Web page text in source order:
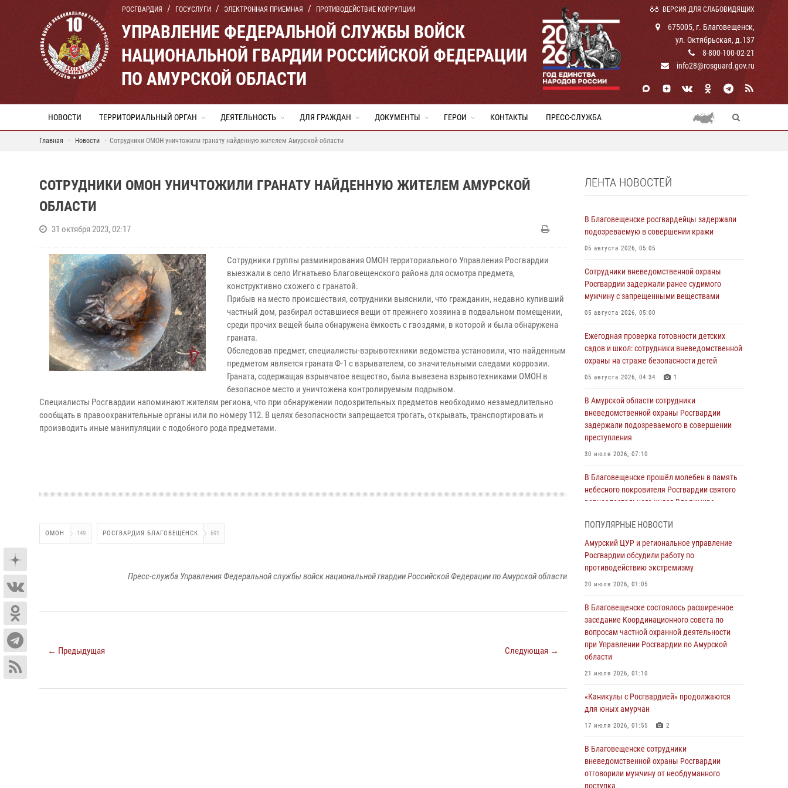
РОСГВАРДИЯ ГОСУСЛУГИ ЭЛЕКТРОННАЯ ПРИЕМНАЯ ПРОТИВОДЕЙСТВИЕ КОРРУПЦИИ ВЕРСИЯ ДЛЯ СЛАБОВИДЯЩИХ
УПРАВЛЕНИЕ ФЕДЕРАЛЬНОЙ СЛУЖБЫ ВОЙСК
НАЦИОНАЛЬНОЙ ГВАРДИИ РОССИЙСКОЙ ФЕДЕРАЦИИ
ПО АМУРСКОЙ ОБЛАСТИ
675005, г. Благовещенск,
ул. Октябрьская, д.137
8-800-100-02-21
info28@rosguard.gov.ru
НОВОСТИ ТЕРРИТОРИАЛЬНЫЙ ОРГАН ДЕЯТЕЛЬНОСТЬ ДЛЯ ГРАЖДАН ДОКУМЕНТЫ ГЕРОИ КОНТАКТЫ ПРЕСС-СЛУЖБА
Главная Новости Сотрудники ОМОН уничтожили гранату найденную жителем Амурской области
СОТРУДНИКИ ОМОН УНИЧТОЖИЛИ ГРАНАТУ НАЙДЕННУЮ ЖИТЕЛЕМ АМУРСКОЙ
ОБЛАСТИ
31 октября 2023, 02:17
Сотрудники группы разминирования ОМОН территориального Управления Росгвардии
выезжали в село Игнатьево Благовещенского района для осмотра предмета,
конструктивно схожего с гранатой.
Прибыв на место происшествия, сотрудники выяснили, что гражданин, недавно купивший
частный дом, разбирал оставшиеся вещи от прежнего хозяина в подвальном помещении,
среди прочих вещей была обнаружена ёмкость с гвоздями, в которой и была обнаружена
граната.
Обследовав предмет, специалисты-взрывотехники ведомства установили, что найденным
предметом является граната Ф-1 с взрывателем, со значительными следами коррозии.
Граната, содержащая взрывчатое вещество, была вывезена взрывотехниками ОМОН в
безопасное место и уничтожена контролируемым подрывом.
Специалисты Росгвардии напоминают жителям региона, что при обнаружении подозрительных предметов необходимо незамедлительно
сообщать в правоохранительные органы или по номеру 112. В целях безопасности запрещается трогать, открывать, транспортировать и
производить иные манипуляции с подобного рода предметами.
ОМОН 149 РОСГВАРДИЯ БЛАГОВЕЩЕНСК 691
Пресс-служба Управления Федеральной службы войск национальной гвардии Российской Федерации по Амурской области
← Предыдущая Следующая →
ЛЕНТА НОВОСТЕЙ
В Благовещенске росгвардейцы задержали
подозреваемую в совершении кражи
05 августа 2026, 05:05
Сотрудники вневедомственной охраны
Росгвардии задержали ранее судимого
мужчину с запрещенными веществами
05 августа 2026, 05:00
Ежегодная проверка готовности детских
садов и школ: сотрудники вневедомственной
охраны на страже безопасности детей
05 августа 2026, 04:34 1
В Амурской области сотрудники
вневедомственной охраны Росгвардии
задержали подозреваемого в совершении
преступления
30 июля 2026, 07:10
В Благовещенске прошёл молебен в память
небесного покровителя Росгвардии святого
равноапостольного князя Владимира
Более 2,5 миллионов рублей выплачено
амурчанам за оружие сданное на возмездной
основе
28 июля 2026, 02:00
Итоги работы строевых подразделений
вневедомственной охраны Росгвардии
Амурской области в период с 20 по 26 июля
2026 года
27 июля 2026, 06:28
сотрудников вневедомственной охраны
23 июля 2026, 07:49
поступления на службу в подразделения
территориального Управления Росгвардии
23 июля 2026, 00:00
ПОПУЛЯРНЫЕ НОВОСТИ
Амурский ЦУР и региональное управление
Росгвардии обсудили работу по
противодействию экстремизму
20 июля 2026, 01:05
В Благовещенске состоялось расширенное
заседание Координационного совета по
вопросам частной охранной деятельности
при Управлении Росгвардии по Амурской
области
21 июля 2026, 01:10
«Каникулы с Росгвардией» продолжаются
для юных амурчан
17 июля 2026, 01:55 2
В Благовещенске сотрудники
вневедомственной охраны Росгвардии
отговорили мужчину от необдуманного
поступка